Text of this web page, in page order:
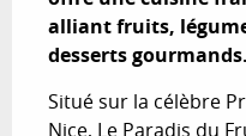
alliant fruits,
desserts gourmands.
Situé sur la célèbre
Nice, Le Paradis du